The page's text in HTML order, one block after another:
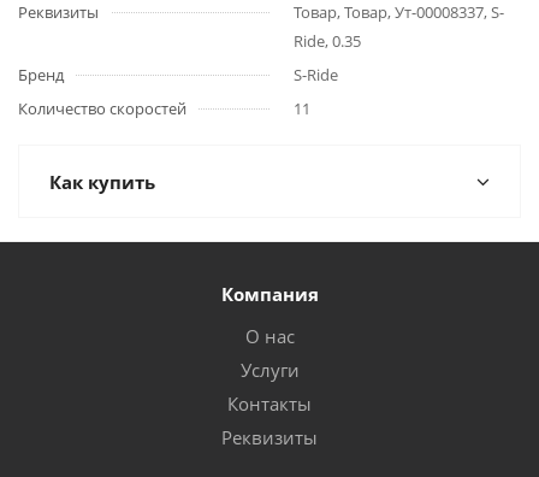
Реквизиты
Товар, Товар, Ут-00008337, S-
Ride, 0.35
Бренд
S-Ride
Количество скоростей
11
Как купить
Компания
О нас
Услуги
Контакты
Реквизиты